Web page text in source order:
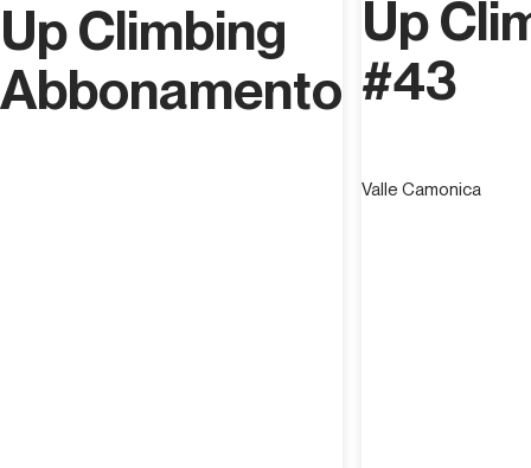
Up Climbing
Abbonamento
Up
#43
Valle Camonica